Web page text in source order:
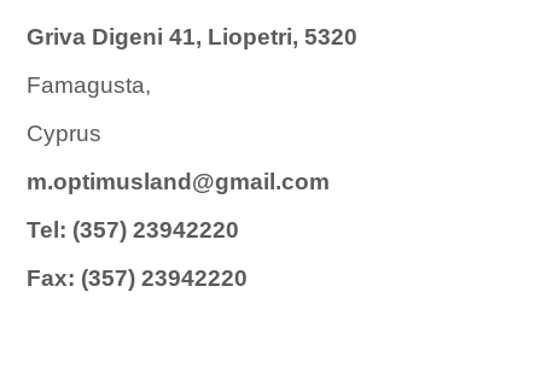
Griva Digeni 41, Liopetri, 5320
Famagusta,
Cyprus
m.optimusland@gmail.com
Tel: (357) 23942220
Fax: (357) 23942220